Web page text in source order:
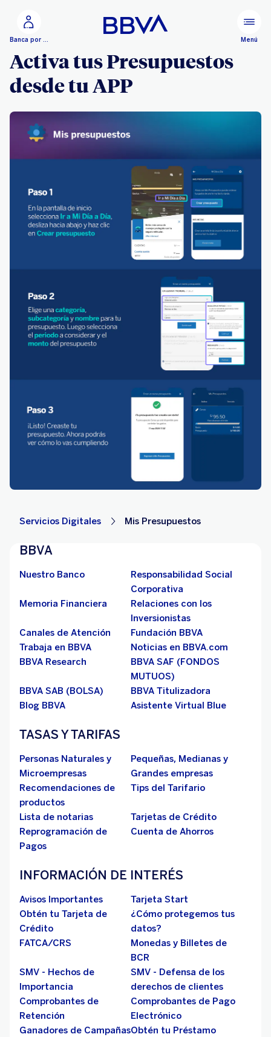
Banca por Internet Menú
Activa tus Presupuestos
desde tu APP
Servicios Digitales Mis Presupuestos
BBVA
Nuestro Banco
Responsabilidad Social
Corporativa
Memoria Financiera
Relaciones con los
Inversionistas
Canales de Atención
Fundación BBVA
Trabaja en BBVA
Noticias en BBVA.com
BBVA Research
BBVA SAF (FONDOS
MUTUOS)
BBVA SAB (BOLSA)
BBVA Titulizadora
Blog BBVA
Asistente Virtual Blue
TASAS Y TARIFAS
Personas Naturales y
Microempresas
Pequeñas, Medianas y
Grandes empresas
Recomendaciones de
productos
Tips del Tarifario
Lista de notarias
Tarjetas de Crédito
Reprogramación de
Pagos
Cuenta de Ahorros
INFORMACIÓN DE INTERÉS
Avisos Importantes
Tarjeta Start
Obtén tu Tarjeta de
Crédito
¿Cómo protegemos tus
datos?
FATCA/CRS
Monedas y Billetes de
BCR
SMV - Hechos de
Importancia
SMV - Defensa de los
derechos de clientes
Comprobantes de
Retención
Comprobantes de Pago
Electrónico
Ganadores de CampañasObtén tu Préstamo